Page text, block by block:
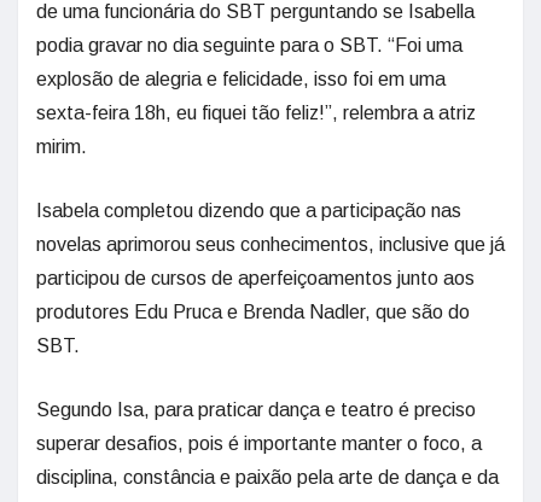
de uma funcionária do SBT perguntando se Isabella
podia gravar no dia seguinte para o SBT. “Foi uma
explosão de alegria e felicidade, isso foi em uma
sexta-feira 18h, eu fiquei tão feliz!”, relembra a atriz
mirim.
Isabela completou dizendo que a participação nas
novelas aprimorou seus conhecimentos, inclusive que já
participou de cursos de aperfeiçoamentos junto aos
produtores Edu Pruca e Brenda Nadler, que são do
SBT.
Segundo Isa, para praticar dança e teatro é preciso
superar desafios, pois é importante manter o foco, a
disciplina, constância e paixão pela arte de dança e da